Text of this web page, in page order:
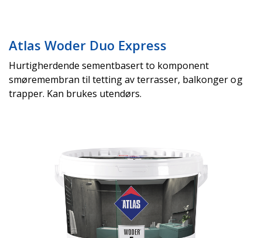
Atlas Woder Duo Express
Hurtigherdende sementbasert to komponent
smøremembran til tetting av terrasser, balkonger og
trapper. Kan brukes utendørs.